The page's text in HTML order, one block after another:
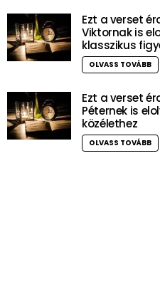
Ezt a verset
Viktornak is
klasszikus
OLVASS TOVÁBB
Ezt a verset
Péternek is
közélethez
OLVASS TOVÁBB